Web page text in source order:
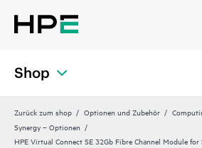
Shop
Zurück zum shop Optionen und Zubehör
Synergy – Optionen
HPE Virtual Connect SE 32Gb Fibre Channel Module for